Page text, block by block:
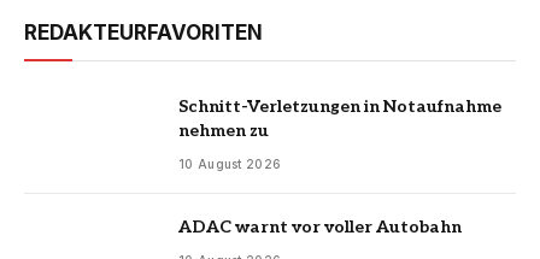
REDAKTEURFAVORITEN
Schnitt-Verletzungen in Notaufnahme
nehmen zu
10 August 2026
ADAC warnt vor voller Autobahn